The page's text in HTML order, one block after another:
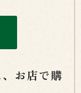
お店で購